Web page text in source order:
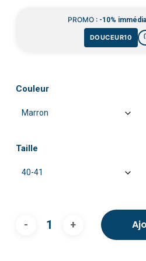
PROMO : -10%
DOUCEUR10
Couleur
Taille